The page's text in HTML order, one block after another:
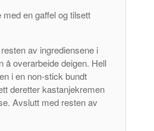
med en gaffel og tilsett
av ingrediensene i
å overarbeide deigen. Hell
i en non-stick bundt
deretter kastanjekremen
Avslutt med resten av